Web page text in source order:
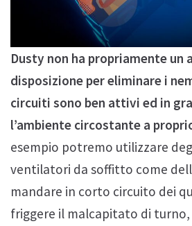
Dusty non ha propriamente un
disposizione per eliminare i
circuiti sono ben attivi ed in
l’ambiente circostante a
esempio potremo utilizzare
ventilatori da soffitto come
mandare in corto circuito dei
friggere il malcapitato di